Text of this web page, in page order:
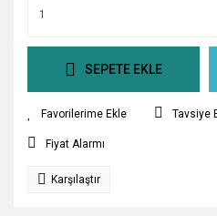
SEPETE EKLE
Tavsiye
Fiyat Alarmı
Karşılaştır